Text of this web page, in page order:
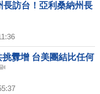
長訪台！亞利桑納州長
釁增 台美團結比任何